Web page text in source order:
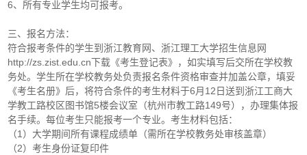
6、所有专业学生均可报考。
三、报名方法：
符合报考条件的学生到浙江教育网、浙江理工大学招生信息网
http://zs.zist.edu.cn下载《考生登记表》，如实填写后交所在学校教
务处。学生所在学校教务处负责报名条件资格审查并加盖公章，填妥
《考生名册》后，将符合条件的考生材料于6月12日送到浙江工商大
学教工路校区图书馆5楼会议室（杭州市教工路149号），办理集体报
名手续。每位考生只能报考一个专业。考生材料包括：
（1）大学期间所有课程成绩单（需所在学校教务处审核盖章）
（2）考生身份证复印件